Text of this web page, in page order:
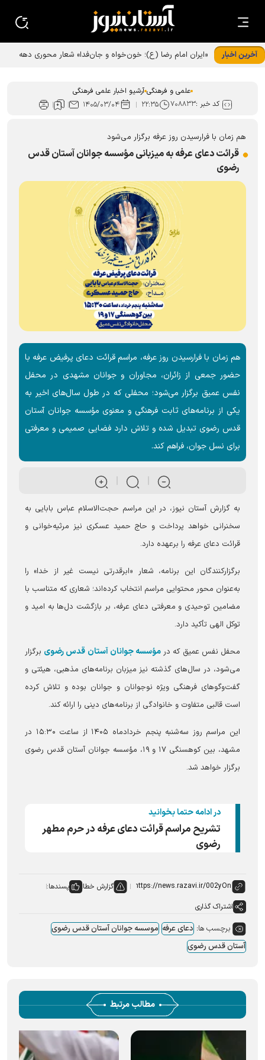
آخرین اخبار
«ایران امام رضا (ع)؛ خون‌خواه و جان‌فدا» شعار محوری دهه
علمی و فرهنگی آرشیو اخبار علمی فرهنگی
کد خبر :۷۰۸۸۳۳ ۲۲:۳۵ ۱۴۰۵/۰۳/۰۴
هم زمان با فرارسیدن روز عرفه برگزار می‌شود
قرائت دعای عرفه به میزبانی مؤسسه جوانان آستان قدس
رضوی
هم زمان با فرارسیدن روز عرفه، مراسم قرائت دعای پرفیض عرفه با
حضور جمعی از زائران، مجاوران و جوانان مشهدی در محفل
نفس عمیق برگزار می‌شود؛ محفلی که در طول سال‌های اخیر به
یکی از برنامه‌های ثابت فرهنگی و معنوی مؤسسه جوانان آستان
قدس رضوی تبدیل شده و تلاش دارد فضایی صمیمی و معرفتی
برای نسل جوان، فراهم کند.
به گزارش آستان نیوز، در این مراسم حجت‌الاسلام عباس بابایی به
سخنرانی خواهد پرداخت و حاج حمید عسکری نیز مرثیه‌خوانی و
قرائت دعای عرفه را برعهده دارد.
برگزارکنندگان این برنامه، شعار «ابرقدرتی نیست غیر از خدا» را
به‌عنوان محور محتوایی مراسم انتخاب کرده‌اند؛ شعاری که متناسب با
مضامین توحیدی و معرفتی دعای عرفه، بر بازگشت دل‌ها به امید و
توکل الهی تأکید دارد.
محفل نفس عمیق که در مؤسسه جوانان آستان قدس رضوی برگزار
می‌شود، در سال‌های گذشته نیز میزبان برنامه‌های مذهبی، هیئتی و
گفت‌وگوهای فرهنگی ویژه نوجوانان و جوانان بوده و تلاش کرده
است قالبی متفاوت و خانوادگی از برنامه‌های دینی را ارائه کند.
این مراسم روز سه‌شنبه پنجم خردادماه ۱۴۰۵ از ساعت ۱۵:۳۰ در
مشهد، بین کوهسنگی ۱۷ و ۱۹، مؤسسه جوانان آستان قدس رضوی
برگزار خواهد شد.
در ادامه حتما بخوانید
تشریح مراسم قرائت دعای عرفه در حرم مطهر
رضوی
گزارش خطا
پسندها:
اشتراک گذاری
برچسب ها: دعای عرفه موسسه جوانان آستان قدس رضوی
آستان قدس رضوی
مطالب مرتبط